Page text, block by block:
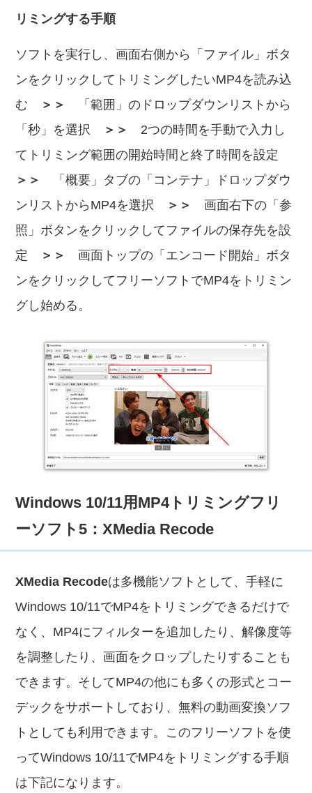
リミングする手順
ソフトを実行し、画面右側から「ファイル」ボタ
ンをクリックしてトリミングしたいMP4を読み込
む
＞＞
「範囲」のドロップダウンリストから
「秒」を選択
＞＞
2つの時間を手動で入力し
てトリミング範囲の開始時間と終了時間を設定
＞＞
「概要」タブの「コンテナ」ドロップダウ
ンリストからMP4を選択
＞＞
画面右下の「参
照」ボタンをクリックしてファイルの保存先を設
定
＞＞
画面トップの「エンコード開始」ボタ
ンをクリックしてフリーソフトでMP4をトリミン
グし始める。
Windows 10/11用MP4トリミングフリ
ーソフト5：XMedia Recode
XMedia Recodeは多機能ソフトとして、手軽に
Windows 10/11でMP4をトリミングできるだけで
なく、MP4にフィルターを追加したり、解像度等
を調整したり、画面をクロップしたりすることも
できます。そしてMP4の他にも多くの形式とコー
デックをサポートしており、無料の動画変換ソフ
トとしても利用できます。このフリーソフトを使
ってWindows 10/11でMP4をトリミングする手順
は下記になります。